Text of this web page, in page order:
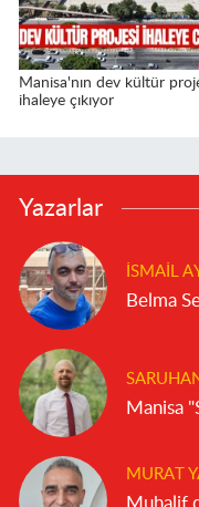
Manisa'nın dev kültür
ihaleye çıkıyor
Yazarlar
İSMAIL
Belma
Manisa
MURAT